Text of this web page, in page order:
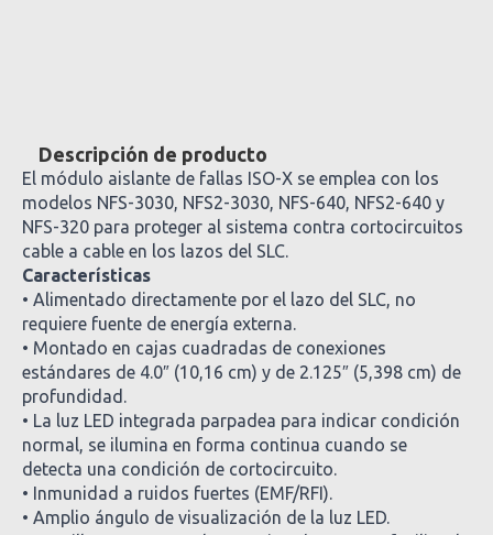
Descripción de producto
El módulo aislante de fallas ISO-X se emplea con los
modelos NFS-3030, NFS2-3030, NFS-640, NFS2-640 y
NFS-320 para proteger al sistema contra cortocircuitos
cable a cable en los lazos del SLC.
Características
• Alimentado directamente por el lazo del SLC, no
requiere fuente de energía externa.
• Montado en cajas cuadradas de conexiones
estándares de 4.0″ (10,16 cm) y de 2.125″ (5,398 cm) de
profundidad.
• La luz LED integrada parpadea para indicar condición
normal, se ilumina en forma continua cuando se
detecta una condición de cortocircuito.
• Inmunidad a ruidos fuertes (EMF/RFI).
• Amplio ángulo de visualización de la luz LED.